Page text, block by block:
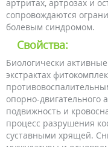
артритах, артрозах и
сопровождаются
болевым синдромом.
Свойства:
Биологически
экстрактах
опорно-двигательного
подвижность и
процесс разрушения
суставными хрящей.